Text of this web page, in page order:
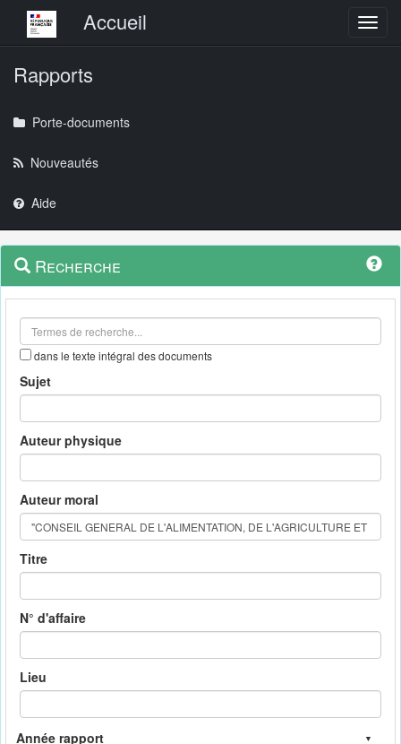
Menu principalAccueil
Rapports
Porte-documents
Nouveautés
Aide
Navigation
outils
Menu
contextuel
Recherche
dans le texte intégral des documents
Sujet
Auteur physique
Auteur moral
Titre
N° d'affaire
Lieu